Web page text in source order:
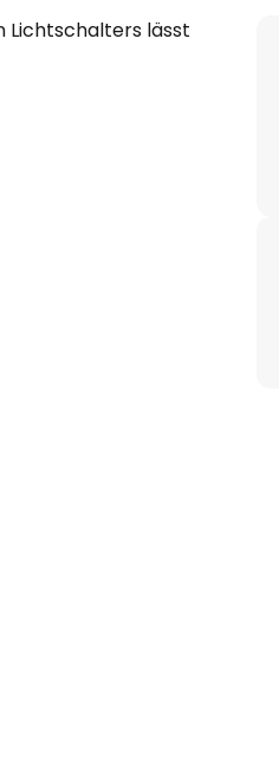
Lichtschalters lässt